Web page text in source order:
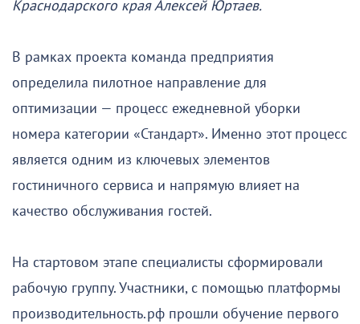
Краснодарского края Алексей Юртаев.
В рамках проекта команда предприятия
определила пилотное направление для
оптимизации — процесс ежедневной уборки
номера категории «Стандарт». Именно этот процесс
является одним из ключевых элементов
гостиничного сервиса и напрямую влияет на
качество обслуживания гостей.
На стартовом этапе специалисты сформировали
рабочую группу. Участники, с помощью платформы
производительность.рф прошли обучение первого